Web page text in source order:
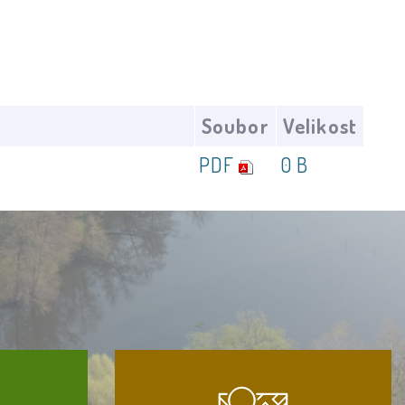
Soubor
Velikost
PDF
0 B